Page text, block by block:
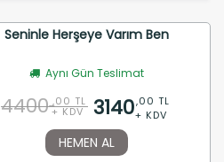
Seninle Herşeye Varım Ben
Aynı Gün Teslimat
4400 ,00 TL
+ KDV 3140,00 TL
+ KDV
HEMEN AL